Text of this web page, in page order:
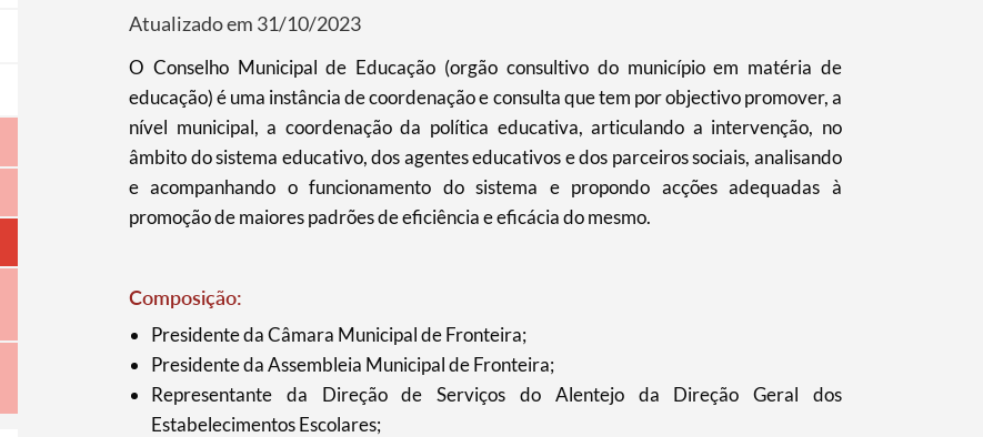
Atualizado em 31/10/2023
O Conselho Municipal de Educação (orgão consultivo do município em matéria de
educação) é uma instância de coordenação e consulta que tem por objectivo promover, a
nível municipal, a coordenação da política educativa, articulando a intervenção, no
âmbito do sistema educativo, dos agentes educativos e dos parceiros sociais, analisando
e acompanhando o funcionamento do sistema e propondo acções adequadas à
promoção de maiores padrões de eficiência e eficácia do mesmo.
Composição:
Presidente da Câmara Municipal de Fronteira;
Presidente da Assembleia Municipal de Fronteira;
Representante da Direção de Serviços do Alentejo da Direção Geral dos
Estabelecimentos Escolares;